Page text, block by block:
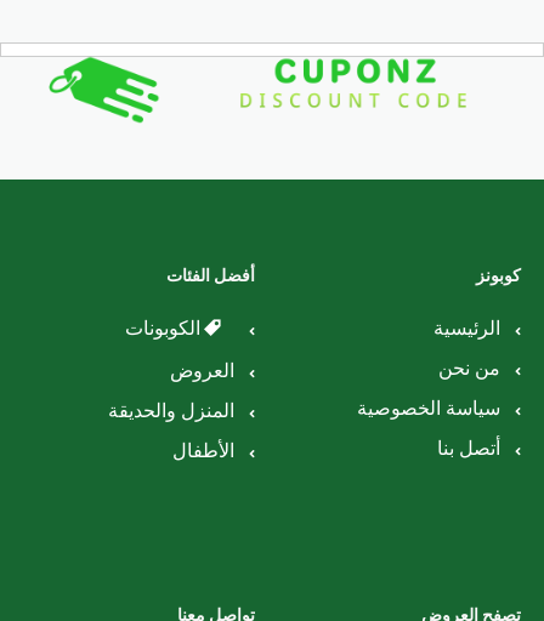
كوبونز
الرئيسية
من نحن
سياسة الخصوصية
أتصل بنا
أفضل الفئات
الكوبونات
العروض
المنزل والحديقة
الأطفال
تصفح العروض تواصل معنا